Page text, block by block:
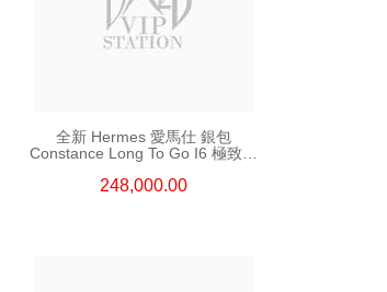
全新 Hermes 愛馬仕 銀包
Constance Long To Go I6 極致粉
長身鎖扣款銀包
248,000.00